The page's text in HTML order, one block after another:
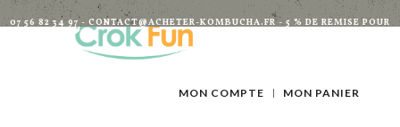
07 56 82 34 97 - CONTACT@ACHETER-KOMBUCHA.FR - 5 % DE REMISE POUR
MON COMPTE MON PANIER